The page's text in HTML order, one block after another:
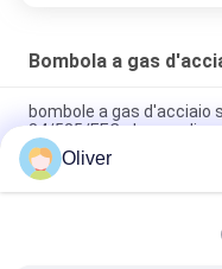
Bombola a gas
bombole a gas d'acciaio
84/525/EEC che
Cilindri d'acciaio ad alta
34crm04 della bombola a
Cilindro di ossigeno
Oliver